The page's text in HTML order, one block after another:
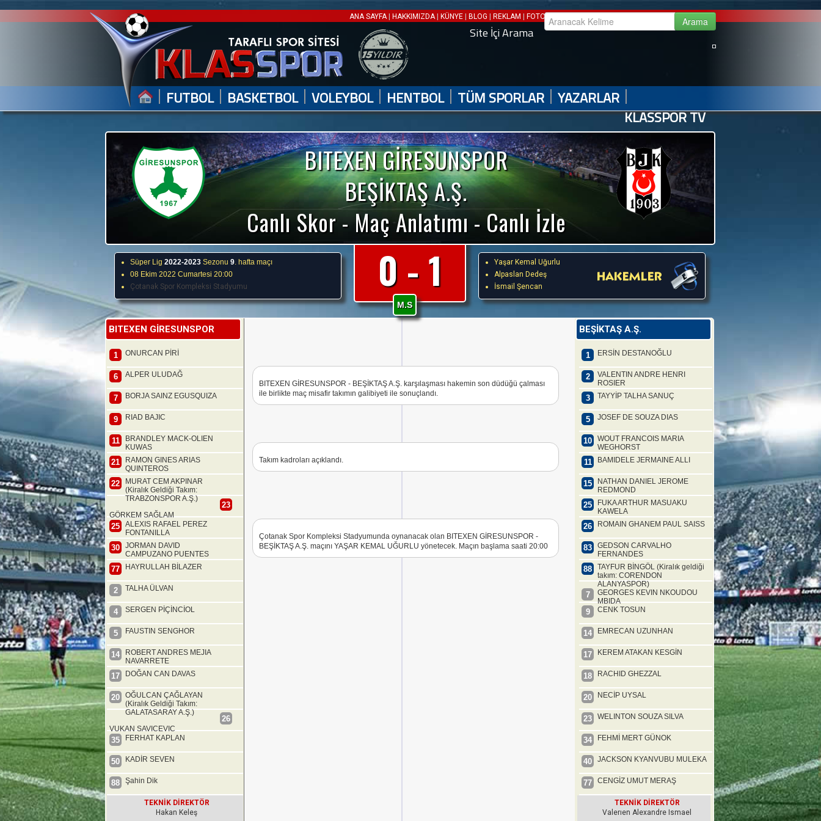
ANA SAYFA| HAKKIMIZDA| KÜNYE | BLOG | REKLAM | FOTO GALERİ VİDEO GALERİ HABER ARŞİVİ |İLETİŞİM |
Site İçi Arama
| FUTBOL | BASKETBOL | VOLEYBOL | HENTBOL | TÜM SPORLAR | YAZARLAR |
KLASSPOR TV
BITEXEN GİRESUNSPOR
BEŞİKTAŞ A.Ş.
Canlı Skor - Maç Anlatımı - Canlı İzle
Süper Lig 2022-2023 Sezonu 9. hafta maçı
08 Ekim 2022 Cumartesi 20:00
Çotanak Spor Kompleksi Stadyumu
0 - 1
Yaşar Kemal Uğurlu
Alpaslan Dedeş
İsmail Şencan
BITEXEN GİRESUNSPOR
1 ONURCAN PİRİ
6 ALPER ULUDAĞ
7 BORJA SAINZ EGUSQUIZA
9 RIAD BAJIC
11
BRANDLEY MACK-OLIEN
KUWAS
21
RAMON GINES ARIAS
QUINTEROS
22
MURAT CEM AKPINAR
(Kiralık Geldiği Takım:
TRABZONSPOR A.Ş.)
23
GÖRKEM SAĞLAM
25
ALEXIS RAFAEL PEREZ
FONTANILLA
30
JORMAN DAVID
CAMPUZANO PUENTES
77 HAYRULLAH BİLAZER
2 TALHA ÜLVAN
4 SERGEN PİÇİNCİOL
5 FAUSTIN SENGHOR
14
ROBERT ANDRES MEJIA
NAVARRETE
17 DOĞAN CAN DAVAS
20
OĞULCAN ÇAĞLAYAN
(Kiralık Geldiği Takım:
GALATASARAY A.Ş.)
26
VUKAN SAVICEVIC
35 FERHAT KAPLAN
50 KADİR SEVEN
88 Şahin Dik
TEKNİK DİREKTÖR
Hakan Keleş
M.S
BITEXEN GİRESUNSPOR - BEŞİKTAŞ A.Ş. karşılaşması hakemin son düdüğü çalması
ile birlikte maç misafir takımın galibiyeti ile sonuçlandı.
Takım kadroları açıklandı.
Çotanak Spor Kompleksi Stadyumunda oynanacak olan BITEXEN GİRESUNSPOR -
BEŞİKTAŞ A.Ş. maçını YAŞAR KEMAL UĞURLU yönetecek. Maçın başlama saati 20:00
BEŞİKTAŞ A.Ş.
1 ERSİN DESTANOĞLU
2
VALENTIN ANDRE HENRI
ROSIER
3 TAYYİP TALHA SANUÇ
5 JOSEF DE SOUZA DIAS
10
WOUT FRANCOIS MARIA
WEGHORST
11 BAMIDELE JERMAINE ALLI
15
NATHAN DANIEL JEROME
REDMOND
25
FUKA ARTHUR MASUAKU
KAWELA
26 ROMAIN GHANEM PAUL SAISS
83
GEDSON CARVALHO
FERNANDES
88
TAYFUR BİNGÖL (Kiralık geldiği
takım: CORENDON
ALANYASPOR)
7
GEORGES KEVIN NKOUDOU
MBIDA
9 CENK TOSUN
14 EMRECAN UZUNHAN
17 KEREM ATAKAN KESGİN
18 RACHID GHEZZAL
20 NECİP UYSAL
23 WELINTON SOUZA SILVA
34 FEHMİ MERT GÜNOK
40 JACKSON KYANVUBU MULEKA
77 CENGİZ UMUT MERAŞ
TEKNİK DİREKTÖR
Valerıen Alexandre Ismael